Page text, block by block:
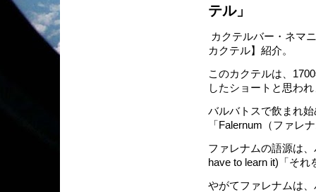
テル」
カクテルバー・ネマ
カクテル】紹介。
このカクテルは、
したショートと思わ
バルバトスで飲まれ
「Falernum（ファレ
ファレナムの語源は
have to learn it)「そ
やがてファレナムは